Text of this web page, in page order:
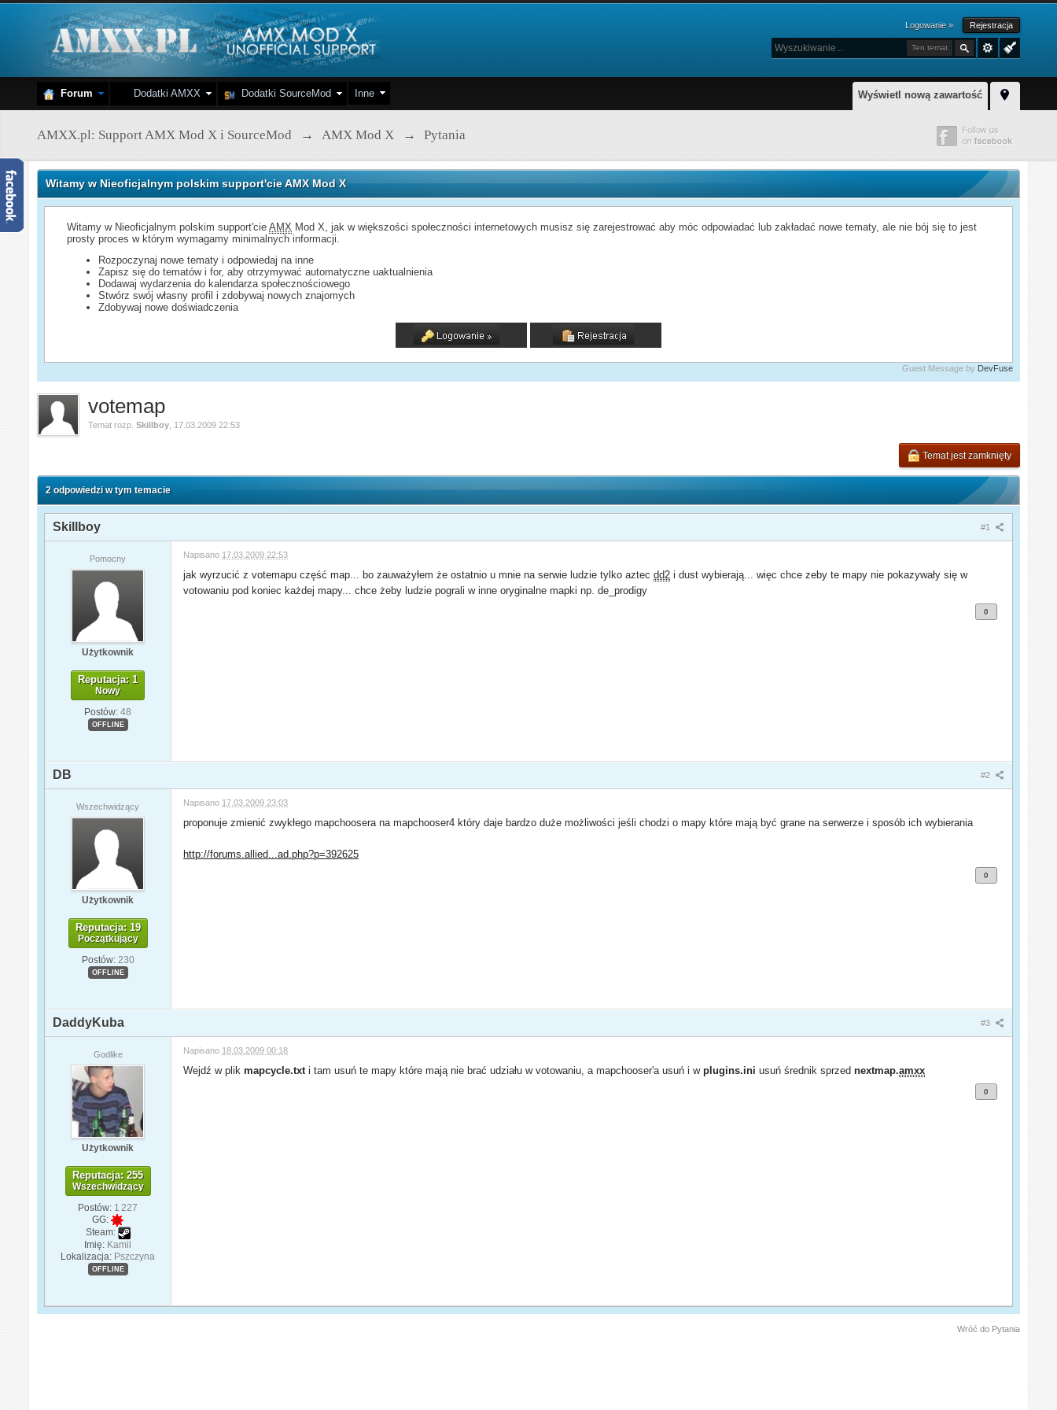
Logowanie » Rejestracja
Ten temat
Wyświetl nową zawartość
Forum Dodatki AMXX Dodatki SourceMod Inne
AMXX.pl: Support AMX Mod X i SourceMod → AMX Mod X → Pytania
Witamy w Nieoficjalnym polskim support'cie AMX Mod X
Witamy w Nieoficjalnym polskim support'cieAMX Mod X, jak w większości społeczności internetowych musisz się zarejestrować aby móc odpowiadać lub zakładać nowe tematy, ale nie bój się to jest
prosty proces w którym wymagamy minimalnych informacji.
Rozpoczynaj nowe tematy i odpowiedaj na inne
Zapisz się do tematów i for, aby otrzymywać automatyczne uaktualnienia
Dodawaj wydarzenia do kalendarza społecznościowego
Stwórz swój własny profil i zdobywaj nowych znajomych
Zdobywaj nowe doświadczenia
Guest Message by DevFuse
votemap
Temat rozp.Skillboy 17.03.2009 22:53
Temat jest zamknięty
2 odpowiedzi w tym temacie
#1
Skillboy
Pomocny
Użytkownik
Reputacja: 1
Nowy
Postów: 48
OFFLINE
Napisano 17.03.2009 22:53
jak wyrzucić z votemapu część map... bo zauważyłem że ostatnio u mnie na serwie ludzie tylko aztecdd2 i dust wybierają... więc chce zeby te mapy nie pokazywały się w
votowaniu pod koniec każdej mapy... chce żeby ludzie pograli w inne oryginalne mapki np. de_prodigy
0
#2
DB
Wszechwidzący
Użytkownik
Reputacja: 19
Początkujący
Postów: 230
OFFLINE
Napisano 17.03.2009 23:03
proponuje zmienić zwykłego mapchoosera na mapchooser4 który daje bardzo duże możliwości jeśli chodzi o mapy które mają być grane na serwerze i sposób ich wybierania
http://forums.allied...ad.php?p=392625
0
#3
DaddyKuba
Godlike
Użytkownik
Reputacja: 255
Wszechwidzący
Postów: 1 227
GG:
Steam:
Imię: Kamil
Lokalizacja: Pszczyna
OFFLINE
Napisano 18.03.2009 00:18
Wejdź w plikmapcycle.txt i tam usuń te mapy które mają nie brać udziału w votowaniu, a mapchooser'a usuń i wplugins.ini usuń średnik sprzednextmap.amxx
0
Wróć do Pytania